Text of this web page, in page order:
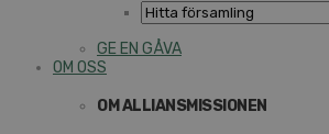
GE EN GÅVA
OM OSS
OM ALLIANSMISSIONEN